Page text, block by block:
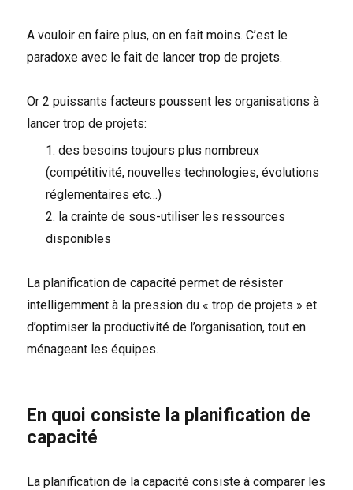
A vouloir en faire plus, on en fait moins. C’est le
paradoxe avec le fait de lancer trop de projets.
Or 2 puissants facteurs poussent les organisations à
lancer trop de projets:
des besoins toujours plus nombreux
(compétitivité, nouvelles technologies, évolutions
réglementaires etc…)
la crainte de sous-utiliser les ressources
disponibles
La planification de capacité permet de résister
intelligemment à la pression du « trop de projets » et
d’optimiser la productivité de l’organisation, tout en
ménageant les équipes.
En quoi consiste la planification de
capacité
La planification de la capacité consiste à comparer les